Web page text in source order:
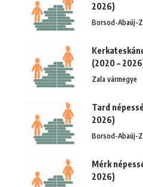
2026)
Borsod-Abaúj-
(2020 –
Zala vármegye
Tard
2026)
Borsod-Abaúj-
Mérk
2026)